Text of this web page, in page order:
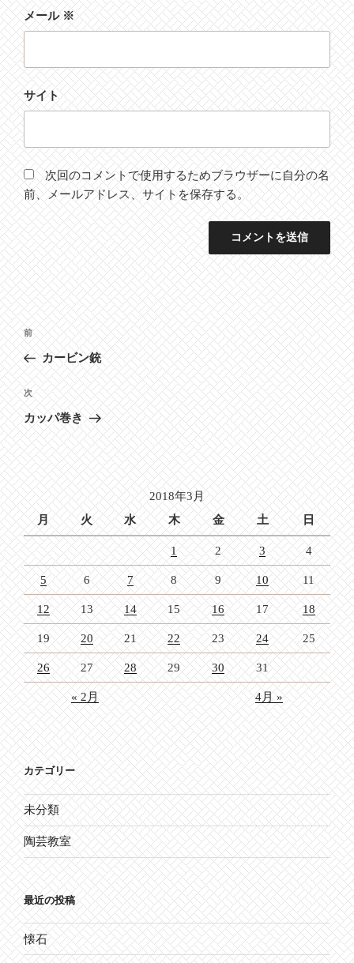
メール※
サイト
次回のコメントで使用するためブラウザーに自分の名
前、メールアドレス、サイトを保存する。
投
稿
ナ
ビ
ゲ
ー
シ
ョ
ン
前
の
投
稿
前
カービン銃
次
の
投
稿
次
カッパ巻き
2018年3月
月
火 水 木 金 土 日
1 2 3 4
5 6 7 8 9 10 11
12 13 14 15 16 17 18
19 20 21 22 23 24 25
26 27 28 29 30 31
« 2月 4月 »
カテゴリー
未分類
陶芸教室
最近の投稿
懐石